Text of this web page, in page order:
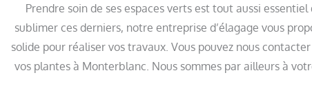
Prendre soin de ses espaces verts est tout aussi
sublimer ces derniers, notre entreprise d’élagage vous
solide pour réaliser vos travaux. Vous pouvez nous
vos plantes à Monterblanc. Nous sommes par ailleurs à